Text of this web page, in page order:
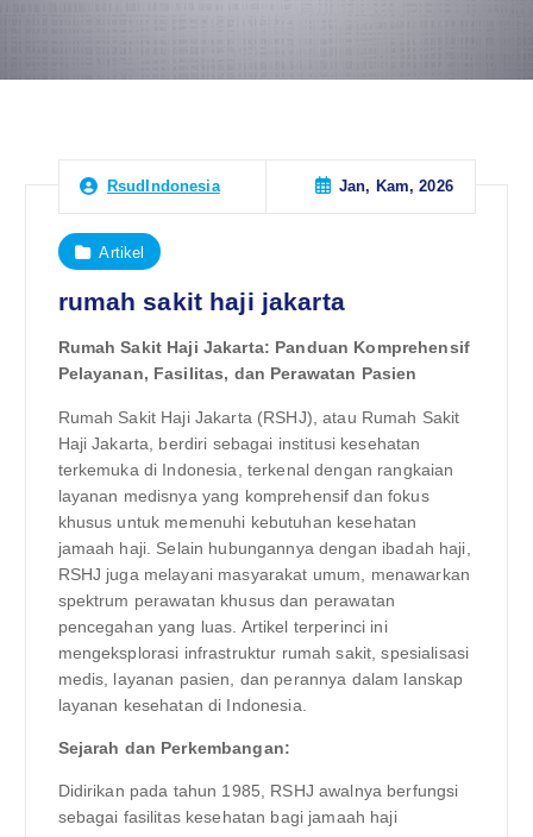
RsudIndonesia Jan, Kam, 2026
Artikel
rumah sakit haji jakarta
Rumah Sakit Haji Jakarta: Panduan Komprehensif
Pelayanan, Fasilitas, dan Perawatan Pasien
Rumah Sakit Haji Jakarta (RSHJ), atau Rumah Sakit
Haji Jakarta, berdiri sebagai institusi kesehatan
terkemuka di Indonesia, terkenal dengan rangkaian
layanan medisnya yang komprehensif dan fokus
khusus untuk memenuhi kebutuhan kesehatan
jamaah haji. Selain hubungannya dengan ibadah haji,
RSHJ juga melayani masyarakat umum, menawarkan
spektrum perawatan khusus dan perawatan
pencegahan yang luas. Artikel terperinci ini
mengeksplorasi infrastruktur rumah sakit, spesialisasi
medis, layanan pasien, dan perannya dalam lanskap
layanan kesehatan di Indonesia.
Sejarah dan Perkembangan:
Didirikan pada tahun 1985, RSHJ awalnya berfungsi
sebagai fasilitas kesehatan bagi jamaah haji